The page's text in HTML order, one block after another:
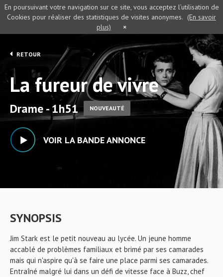
RETOUR
La fureur de vivre
Drame - 1h51 NOUVEAUTÉ
VOIR LA BANDE ANNONCE
SYNOPSIS
Jim Stark est le petit nouveau au lycée. Un jeune homme
accablé de problèmes familiaux et brimé par ses camarades
mais qui n'aspire qu'à se faire une place parmi ses camarades.
Entraîné malgré lui dans un défi de vitesse face à Buzz, chef
En poursuivant votre navigation sur ce site, vous acceptez l’utilisation de
Cookies pour réaliser des statistiques de visites anonymes. (En savoir
plus)
×